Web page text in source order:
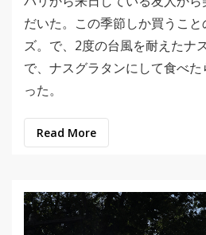
だいた。この季節しか買うこ
ズ。で、2度の台風を耐えたナ
で、ナスグラタンにして食べ
った。
Read More